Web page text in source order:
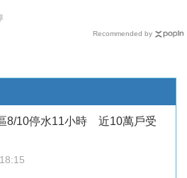
Recommended by
8/10停水11小時 近10萬戶受